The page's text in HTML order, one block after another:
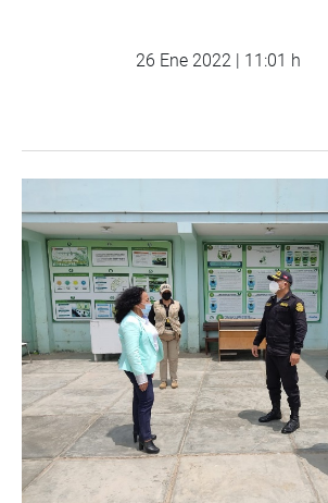
26 Ene 2022 | 11:01 h